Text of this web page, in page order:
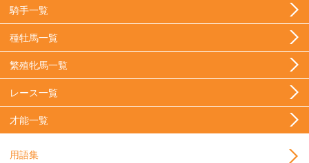
騎手一覧
種牡馬一覧
繁殖牝馬一覧
レース一覧
才能一覧
用語集